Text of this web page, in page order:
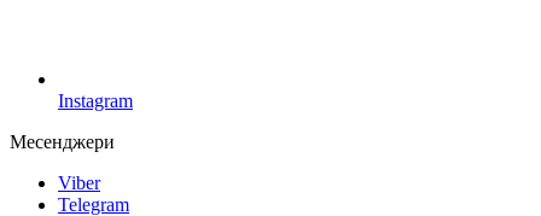
Instagram
Месенджери
Viber
Telegram